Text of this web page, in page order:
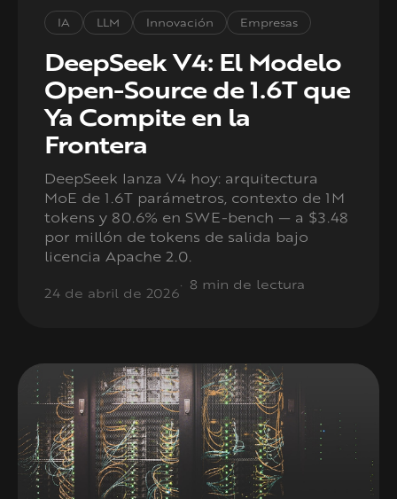
IA LLM Innovación Empresas
DeepSeek V4: El Modelo
Open-Source de 1.6T que
Ya Compite en la
Frontera
DeepSeek lanza V4 hoy: arquitectura
MoE de 1.6T parámetros, contexto de 1M
tokens y 80.6% en SWE-bench — a $3.48
por millón de tokens de salida bajo
licencia Apache 2.0.
24 de abril de 2026
8 min de lectura